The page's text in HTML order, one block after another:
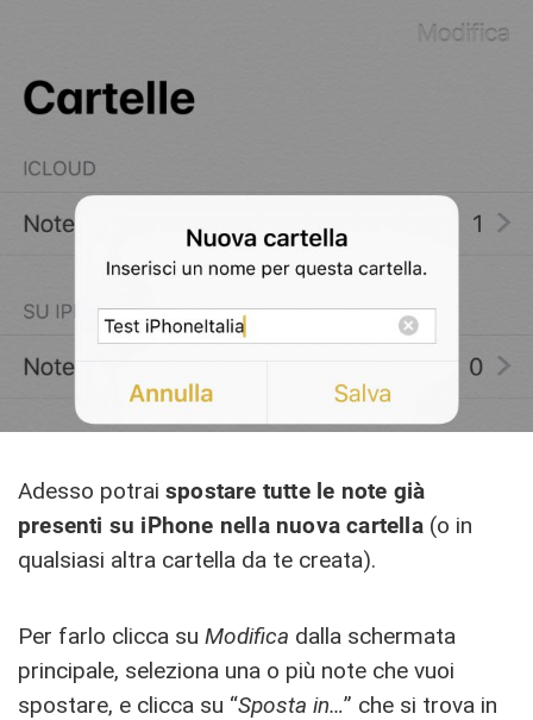
Adesso potrai spostare tutte le note già
presenti su iPhone nella nuova cartella(o in
qualsiasi altra cartella da te creata).
Per farlo clicca su Modifica dalla schermata
principale, seleziona una o più note che vuoi
spostare, e clicca su “Sposta in…” che si trova in